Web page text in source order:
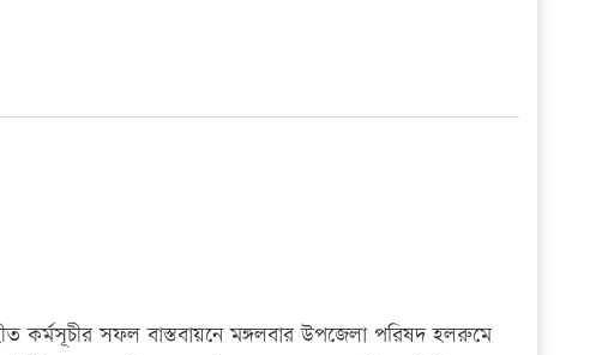
সফল বাস্তবায়নে মঙ্গলবার উপজেলা পরিষদ হলরুমে